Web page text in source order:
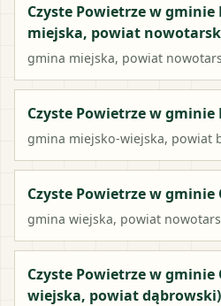
Czyste Powietrze w
miejska, powiat
gmina miejska, powiat
Czyste Powietrze w gminie
gmina miejsko-wiejska, powiat
Czyste Powietrze w
gmina wiejska, powiat
Czyste Powietrze w gminie
wiejska, powiat dąbrowski)